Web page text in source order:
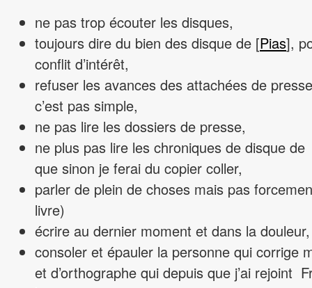
ne pas trop écouter les disques,
toujours dire du bien des disque de [Pias],
conflit d’intérêt,
refuser les avances des attachées de
c’est pas simple,
ne pas lire les dossiers de presse,
ne plus pas lire les chroniques de disque
que sinon je ferai du copier coller,
parler de plein de choses mais pas
livre)
écrire au dernier moment et dans la douleur,
consoler et épauler la personne qui corrige
et d’orthographe qui depuis que j’ai rejoint